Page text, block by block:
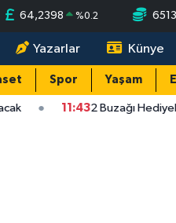
64,2398 %0.2
Yazarlar Künye
Spor Yaşam
11:432 Buzağı